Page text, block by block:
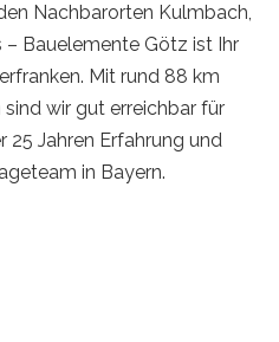
Nachbarorten Kulmbach,
Bauelemente Götz ist Ihr
Mit rund 88 km
wir gut erreichbar für
25 Jahren Erfahrung und
in Bayern.